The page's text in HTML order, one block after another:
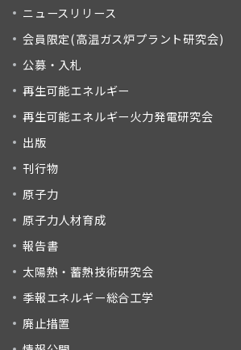
ニュースリリース
会員限定(高温ガス炉プラント研究会)
公募・入札
再生可能エネルギー
再生可能エネルギー火力発電研究会
出版
刊行物
原子力
原子力人材育成
報告書
太陽熱・蓄熱技術研究会
季報エネルギー総合工学
廃止措置